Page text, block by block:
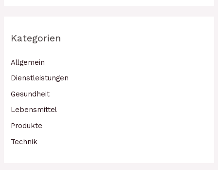
Kategorien
Allgemein
Dienstleistungen
Gesundheit
Lebensmittel
Produkte
Technik